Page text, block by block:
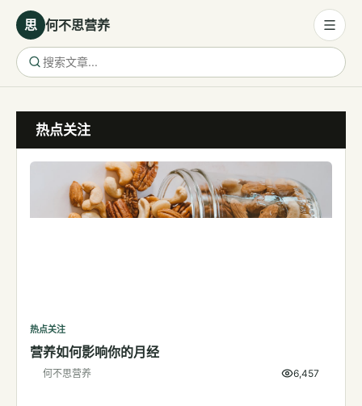
思 何不思营养
营养与饮食
保健食品
健康话题
运动
睡眠
热点关注
热点关注
营养如何影响你的月经
何不思营养 6,457